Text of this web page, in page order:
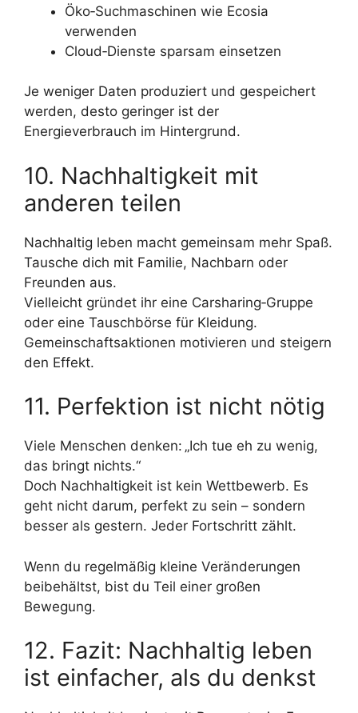
Öko‑Suchmaschinen wie Ecosia
verwenden
Cloud‑Dienste sparsam einsetzen
Je weniger Daten produziert und gespeichert
werden, desto geringer ist der
Energieverbrauch im Hintergrund.
10. Nachhaltigkeit mit
anderen teilen
Nachhaltig leben macht gemeinsam mehr Spaß.
Tausche dich mit Familie, Nachbarn oder
Freunden aus.
Vielleicht gründet ihr eine Carsharing‑Gruppe
oder eine Tauschbörse für Kleidung.
Gemeinschaftsaktionen motivieren und steigern
den Effekt.
11. Perfektion ist nicht nötig
Viele Menschen denken: „Ich tue eh zu wenig,
das bringt nichts.“
Doch Nachhaltigkeit ist kein Wettbewerb. Es
geht nicht darum, perfekt zu sein – sondern
besser als gestern. Jeder Fortschritt zählt.
Wenn du regelmäßig kleine Veränderungen
beibehältst, bist du Teil einer großen
Bewegung.
12. Fazit: Nachhaltig leben
ist einfacher, als du denkst